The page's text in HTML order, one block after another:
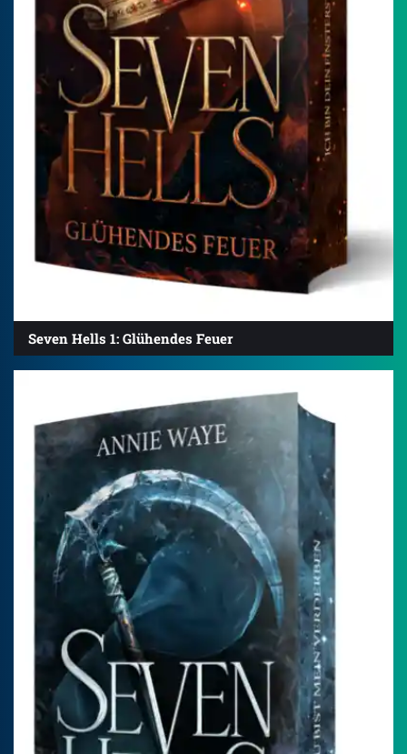
Seven Hells 1: Glühendes Feuer